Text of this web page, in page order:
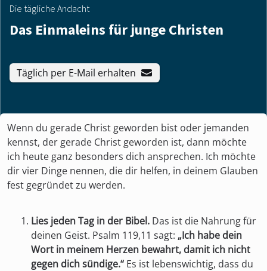
Die tägliche Andacht
Das Einmaleins für junge Christen
Täglich per E-Mail erhalten
Wenn du gerade Christ geworden bist oder jemanden
kennst, der gerade Christ geworden ist, dann möchte
ich heute ganz besonders dich ansprechen. Ich möchte
dir vier Dinge nennen, die dir helfen, in deinem Glauben
fest gegründet zu werden.
Lies jeden Tag in der Bibel. Das ist die Nahrung für
deinen Geist. Psalm 119,11 sagt: „Ich habe dein
Wort in meinem Herzen bewahrt, damit ich nicht
gegen dich sündige.“ Es ist lebenswichtig, dass du